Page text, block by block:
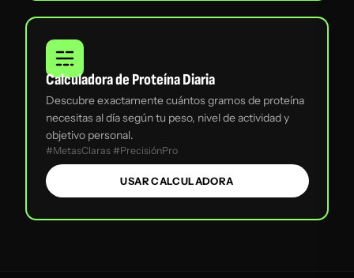
Calculadora de Proteína Diaria
Descubre exactamente cuántos gramos de proteína
necesitas al día según tu peso, nivel de actividad y
objetivo personal.
#MetasClaras #PrecisiónPro
USAR CALCULADORA